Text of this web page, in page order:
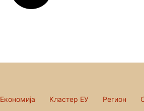
Економија Кластер ЕУ Регион